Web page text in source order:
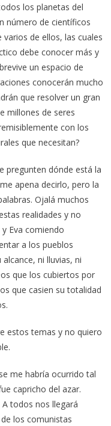
los planetas del
número de científicos
de ellos, las cuales
debe conocer más y
un espacio de
conocerán mucho
que resolver un gran
millones de seres
con los
que necesitan?
pregunten dónde está la
apena decirlo, pero la
Ojalá muchos
realidades y no
Eva comiendo
a los pueblos
ni lluvias, ni
que los cubiertos por
que casien su totalidad
estos temas y no quiero
me habría ocurrido tal
capricho del azar.
todos nos llegará
los comunistas